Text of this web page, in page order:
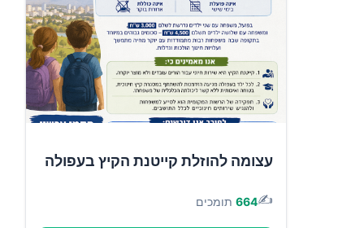
עצומה להוזלת קייטנת הקיץ בעפולה
✍️
664 תומכים